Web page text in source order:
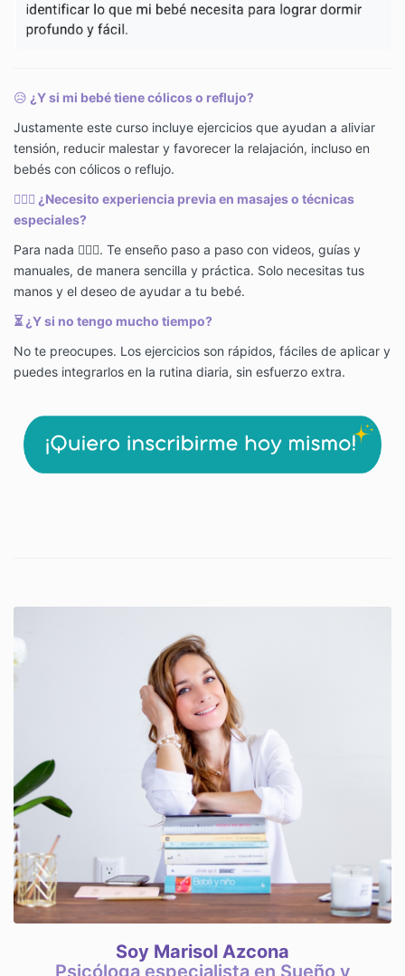
😥 ¿Y si mi bebé tiene cólicos o reflujo?
Justamente este curso incluye ejercicios que ayudan a aliviar
tensión, reducir malestar y favorecer la relajación, incluso en
bebés con cólicos o reflujo.
💆🏻‍♀️ ¿Necesito experiencia previa en masajes o técnicas
especiales?
Para nada 🙅🏻‍♀️. Te enseño paso a paso con videos, guías y
manuales, de manera sencilla y práctica. Solo necesitas tus
manos y el deseo de ayudar a tu bebé.
⏳¿Y si no tengo mucho tiempo?
No te preocupes. Los ejercicios son rápidos, fáciles de aplicar y
puedes integrarlos en la rutina diaria, sin esfuerzo extra.
Soy Marisol Azcona